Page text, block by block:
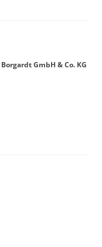
Borgardt GmbH & Co. KG